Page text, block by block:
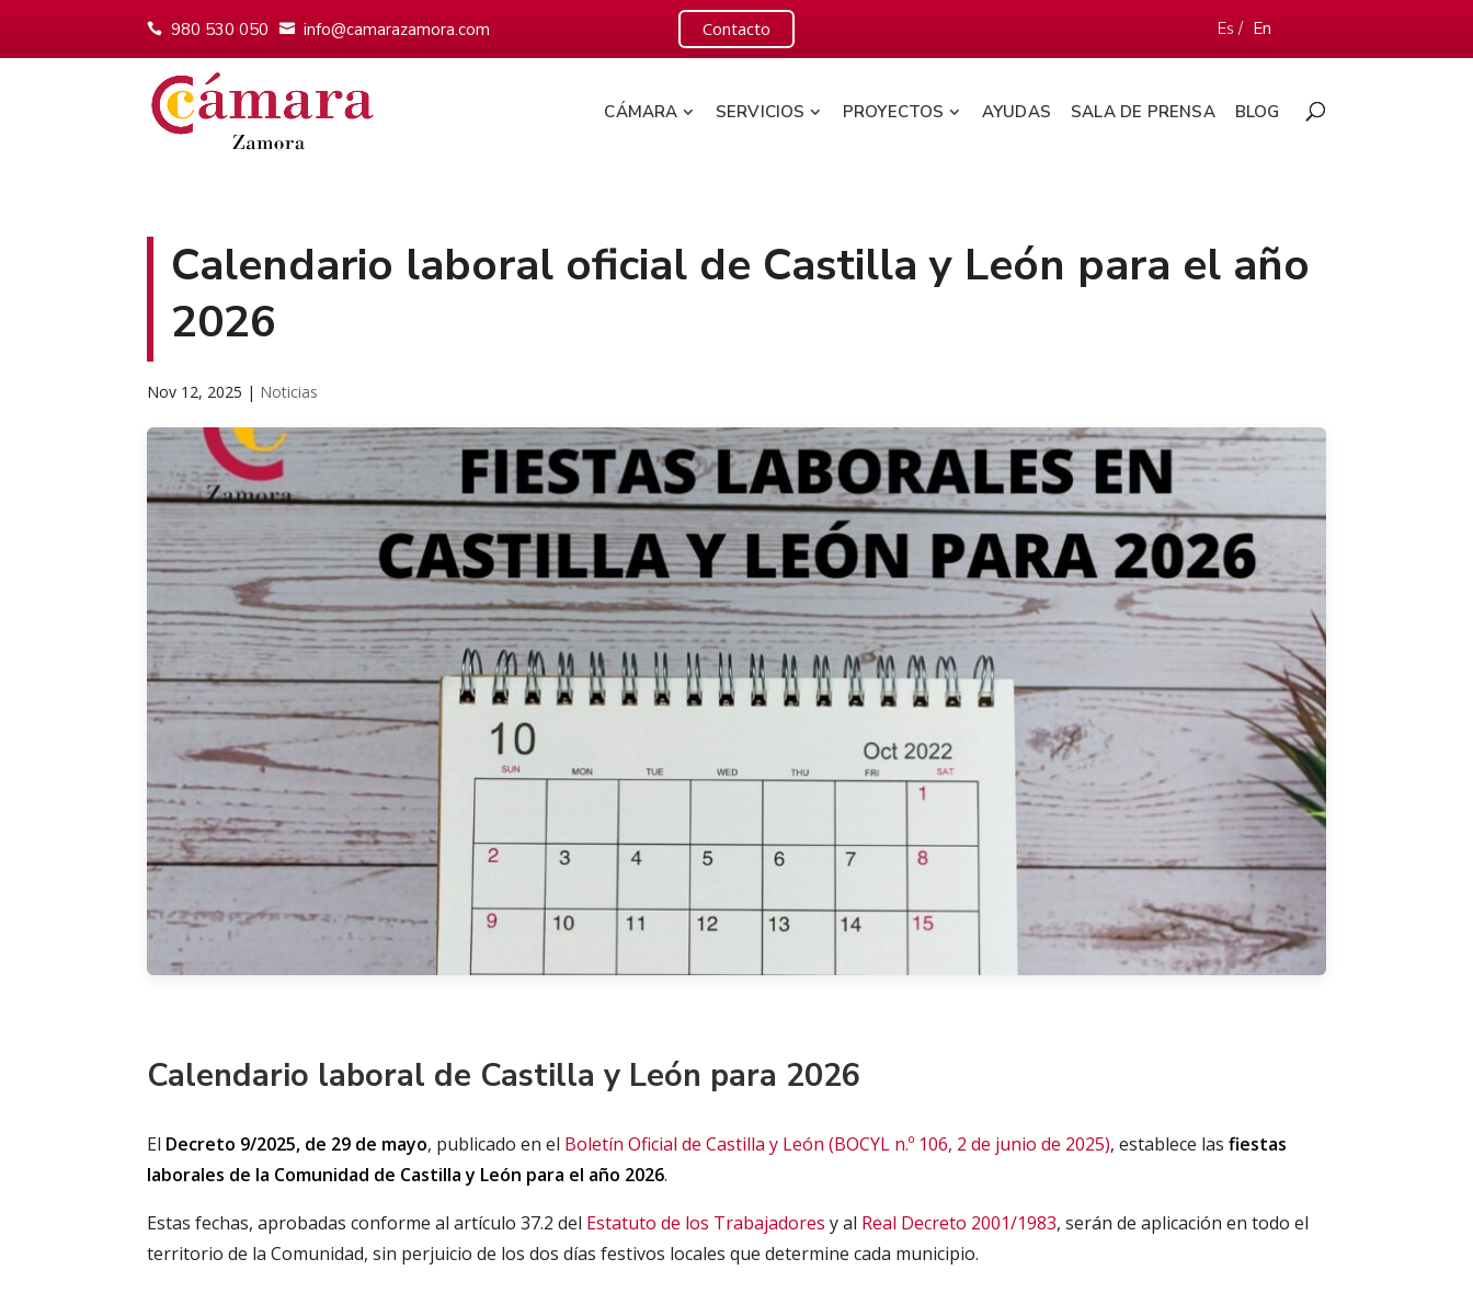
980 530 050 info@camarazamora.com Contacto Es / En
CÁMARA SERVICIOS PROYECTOS AYUDAS SALA DE PRENSA BLOG
Calendario laboral oficial de Castilla y León para el año
2026
Nov 12, 2025 | Noticias
Calendario laboral de Castilla y León para 2026
El Decreto 9/2025, de 29 de mayo, publicado en el Boletín Oficial de Castilla y León (BOCYL n.º 106, 2 de junio de 2025), establece lasfiestas
laborales de la Comunidad de Castilla y León para el año 2026.
Estas fechas, aprobadas conforme al artículo 37.2 del Estatuto de los Trabajadores y al Real Decreto 2001/1983, serán de aplicación en todo el
territorio de la Comunidad, sin perjuicio de los dos días festivos locales que determine cada municipio.